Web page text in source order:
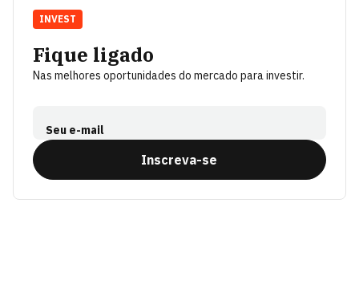
Fique ligado
Nas melhores oportunidades do mercado para investir.
Seu e-mail
Inscreva-se
INVEST